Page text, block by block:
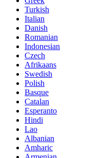
Turkish
Italian
Danish
Romanian
Indonesian
Czech
Afrikaans
Swedish
Polish
Basque
Catalan
Esperanto
Hindi
Lao
Albanian
Amharic